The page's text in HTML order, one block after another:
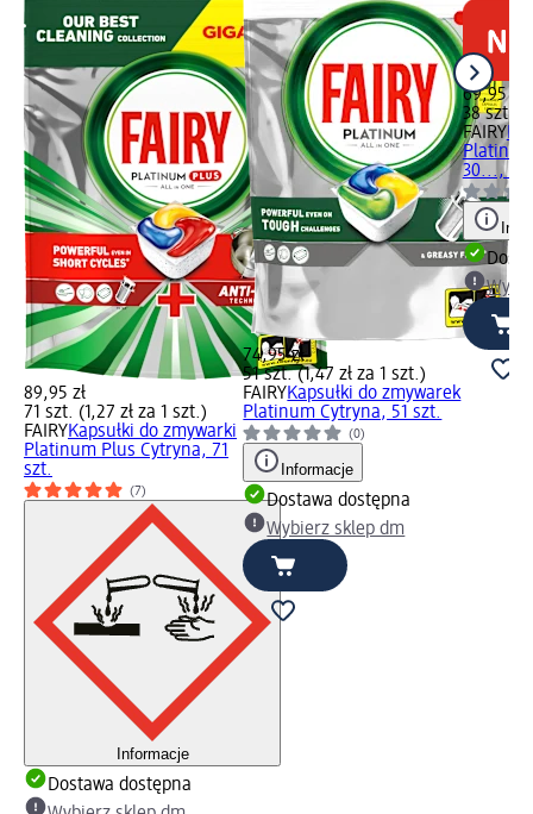
89,95 zł
71 szt. (1,27 zł za 1 szt.)
FAIRYKapsułki do zmywarki
Platinum Plus Cytryna, 71
szt.
(7)
Informacje
Dostawa dostępna
74,95 zł
51 szt. (1,47 zł za 1 szt.)
FAIRYKapsułki do zmywarek
Platinum Cytryna, 51 szt.
(0)
Informacje
Dostawa dostępna
Wybierz sklep dm
69,95 zł
38 szt.
FAIRY
30..., 38